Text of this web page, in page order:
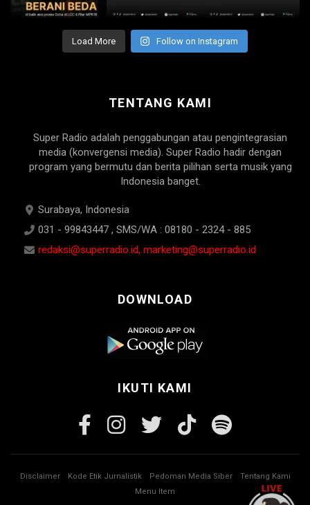
Load More Follow on Instagram
TENTANG KAMI
Super Radio adalah penggabungan atau pengintegrasian
media (konvergensi media). Super Radio hadir dengan
program yang bermutu dan berita pilihan serta musik yang
Indonesia banget.
Surabaya, Indonesia
031 - 99843447 , SMS/WA : 08180 - 2324 - 885
redaksi@superradio.id, marketing@superradio.id
DOWNLOAD
IKUTI KAMI
Disclaimer Kode Etik Jurnalistik Pedoman Media Siber
Tentang Kami
Menu Item